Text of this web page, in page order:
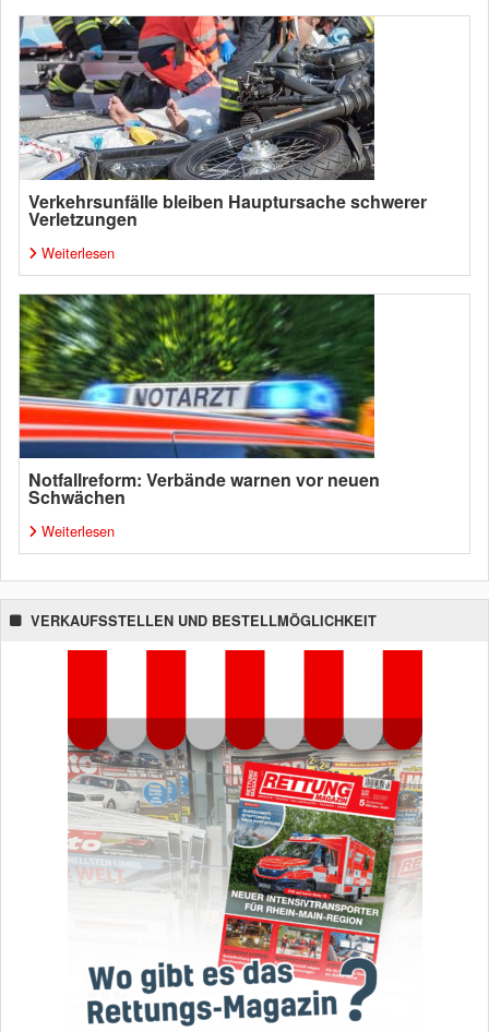
Verkehrsunfälle bleiben Hauptursache schwerer
Verletzungen
Weiterlesen
Notfallreform: Verbände warnen vor neuen
Schwächen
Weiterlesen
VERKAUFSSTELLEN UND BESTELLMÖGLICHKEIT